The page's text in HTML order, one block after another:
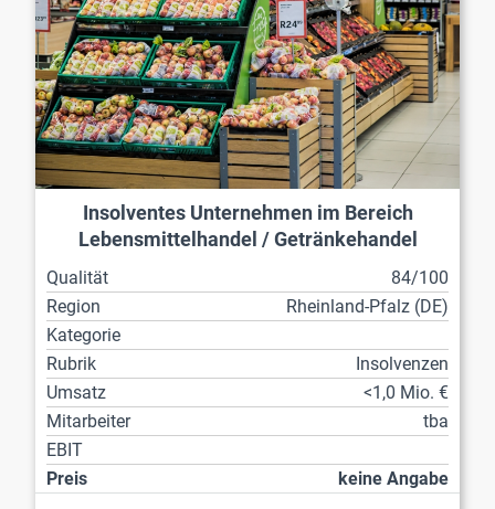
Insolventes Unternehmen im Bereich
Lebensmittelhandel / Getränkehandel
Qualität
84/100
Region
Rheinland-Pfalz (DE)
Kategorie
Rubrik
Insolvenzen
Umsatz
<1,0 Mio. €
Mitarbeiter
tba
EBIT
Preis
keine Angabe